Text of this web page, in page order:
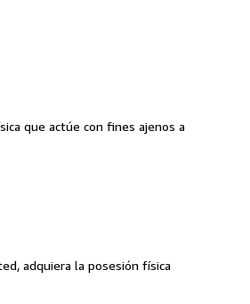
que actúe con fines ajenos a
adquiera la posesión física